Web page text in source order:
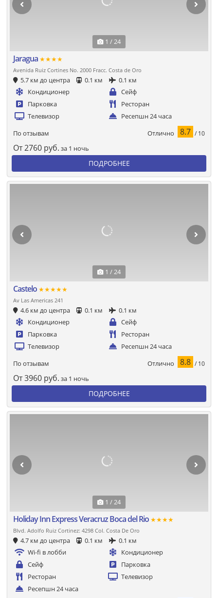
1 / 24
Jaragua ★★★★
Avenida Ruiz Cortines No. 2000 Fracc. Costa de Oro
5.7 км до центра 0.1 км
0.1 км
Кондиционер
Сейф
Парковка
Ресторан
Телевизор
Ресепшн 24 часа
По отзывам Отлично 8.7 / 10
От2760 руб. за 1 ночь
ПОДРОБНЕЕ
1 / 24
Castelo ★★★★★
Av Las Americas 241
4.6 км до центра 0.1 км
0.1 км
Кондиционер
Сейф
Парковка
Ресторан
Телевизор
Ресепшн 24 часа
По отзывам Отлично 8.8 / 10
От3960 руб. за 1 ночь
ПОДРОБНЕЕ
1 / 24
Holiday Inn Express Veracruz Boca del Rio ★★★★
Blvd. Adolfo Ruiz Cortinez: 4298 Col. Costa De Oro
4.7 км до центра 0.1 км
0.1 км
Wi-fi в лобби
Кондиционер
Сейф
Парковка
Ресторан
Телевизор
Ресепшн 24 часа